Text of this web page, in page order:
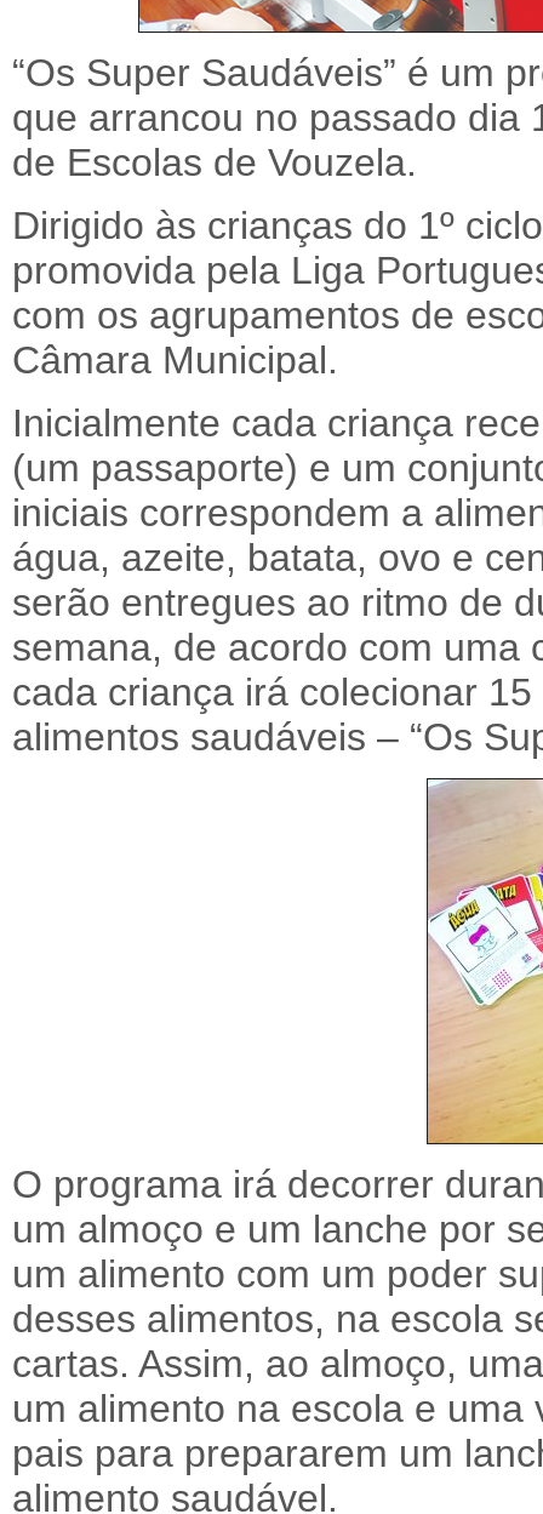
“Os Super Saudáveis” é um
que arrancou no passado dia
de Escolas de Vouzela.
Dirigido às crianças do 1º
promovida pela Liga
com os agrupamentos de
Câmara Municipal.
Inicialmente cada criança
(um passaporte) e um
iniciais correspondem a
água, azeite, batata, ovo e
serão entregues ao ritmo de
semana, de acordo com uma
cada criança irá colecionar
alimentos saudáveis – “Os
O programa irá decorrer
um almoço e um lanche por
um alimento com um poder
desses alimentos, na escola
cartas. Assim, ao almoço,
um alimento na escola e
pais para prepararem um
alimento saudável.